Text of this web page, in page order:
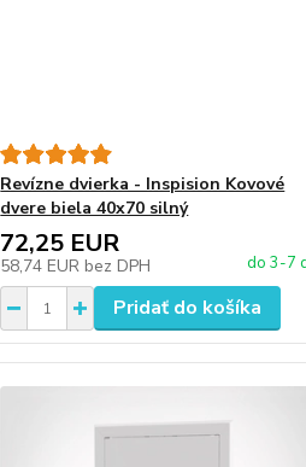
Revízne dvierka - Inspision Kovové
dvere biela 40x70 silný
72,25 EUR
58,74 EUR bez DPH do 3-7
Pridať do košíka